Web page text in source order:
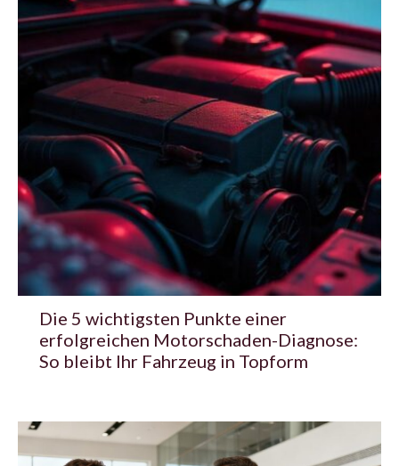
Die 5 wichtigsten Punkte einer
erfolgreichen Motorschaden-Diagnose:
So bleibt Ihr Fahrzeug in Topform